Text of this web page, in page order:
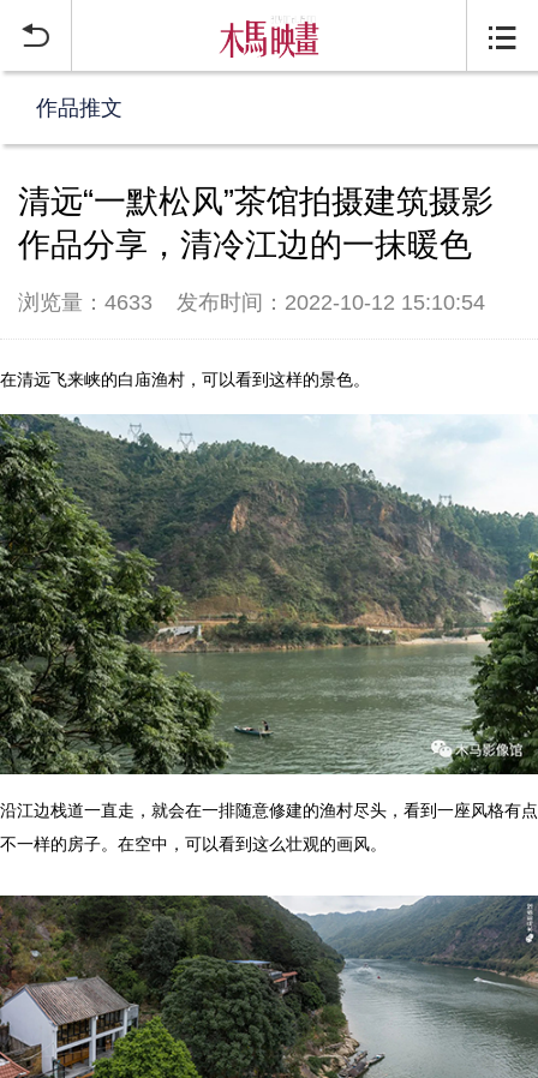
 
作品推文
清远“一默松风”茶馆拍摄建筑摄影
作品分享，清冷江边的一抹暖色
浏览量：4633 发布时间：2022-10-12 15:10:54
在清远飞来峡的白庙渔村，可以看到这样的景色。
沿江边栈道一直走，就会在一排随意修建的渔村尽头，看到一座风格有点
不一样的房子。在空中，可以看到这么壮观的画风。